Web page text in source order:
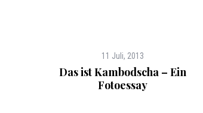
11 Juli, 2013
Das ist Kambodscha – Ein
Fotoessay